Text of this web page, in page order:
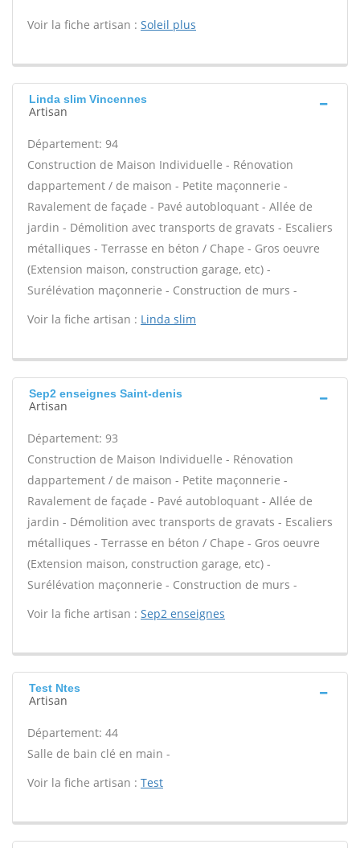
Voir la fiche artisan : Soleil plus
Linda slim Vincennes
Artisan
Département: 94
Construction de Maison Individuelle - Rénovation
dappartement / de maison - Petite maçonnerie -
Ravalement de façade - Pavé autobloquant - Allée de
jardin - Démolition avec transports de gravats - Escaliers
métalliques - Terrasse en béton / Chape - Gros oeuvre
(Extension maison, construction garage, etc) -
Surélévation maçonnerie - Construction de murs -
Voir la fiche artisan : Linda slim
Sep2 enseignes Saint-denis
Artisan
Département: 93
Construction de Maison Individuelle - Rénovation
dappartement / de maison - Petite maçonnerie -
Ravalement de façade - Pavé autobloquant - Allée de
jardin - Démolition avec transports de gravats - Escaliers
métalliques - Terrasse en béton / Chape - Gros oeuvre
(Extension maison, construction garage, etc) -
Surélévation maçonnerie - Construction de murs -
Voir la fiche artisan : Sep2 enseignes
Test Ntes
Artisan
Département: 44
Salle de bain clé en main -
Voir la fiche artisan : Test